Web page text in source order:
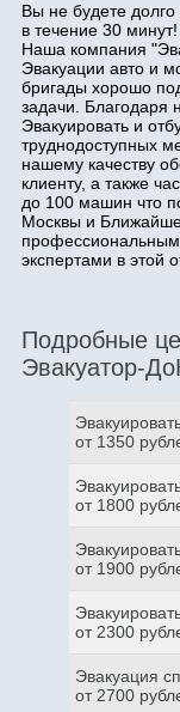
Вы не будете
в течение 30 минут!
Наша компания
Эвакуации авто и
бригады хорошо
задачи.
Эвакуировать и
труднодоступных
нашему качеству
клиенту, а также
до 100 машин что
Москвы и
экспертами в этой
Подробные
Эвакуатор-
от 1350
от 1800
от 1900
от 2300
Эвакуация
от 2700